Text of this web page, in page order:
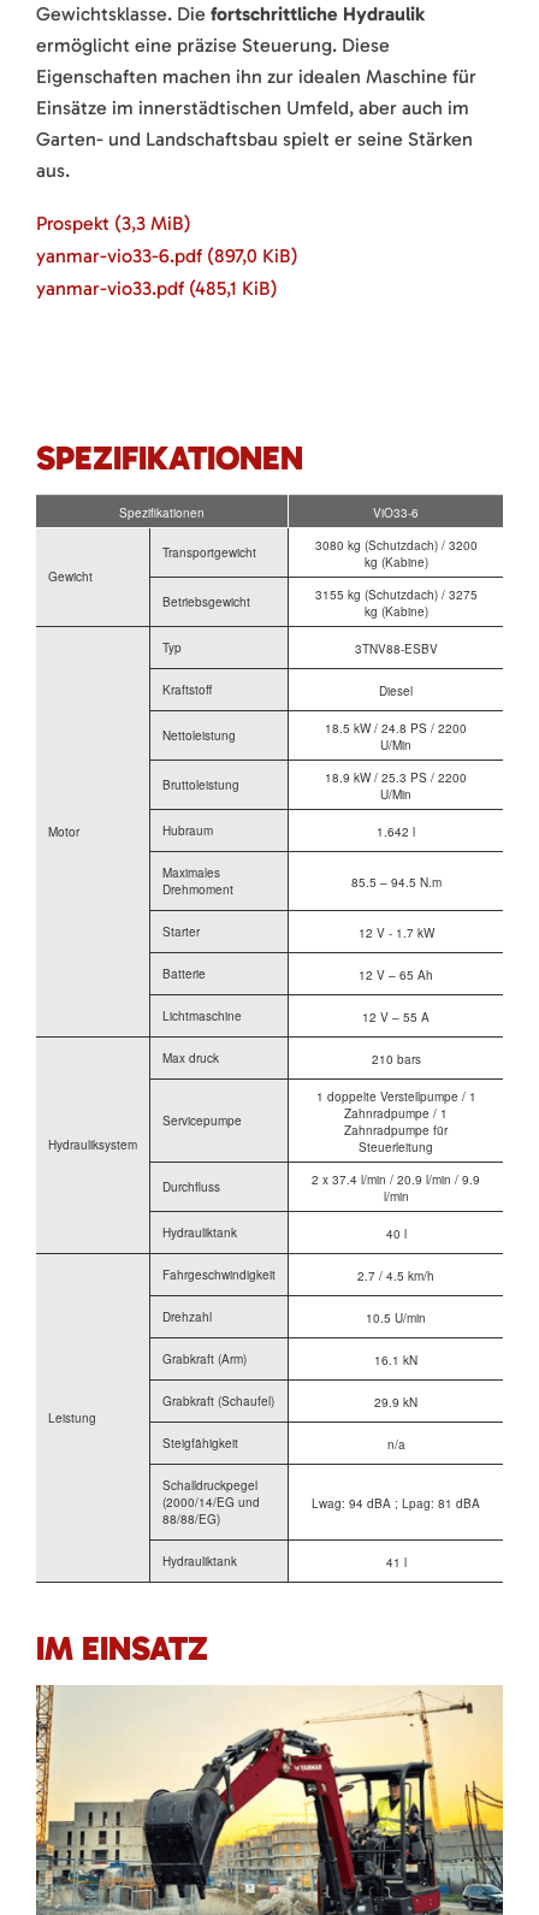
Gewichtsklasse. Die fortschrittliche Hydraulik
ermöglicht eine präzise Steuerung. Diese
Eigenschaften machen ihn zur idealen Maschine für
Einsätze im innerstädtischen Umfeld, aber auch im
Garten- und Landschaftsbau spielt er seine Stärken
aus.
Prospekt (3,3 MiB)
yanmar-vio33-6.pdf (897,0 KiB)
yanmar-vio33.pdf (485,1 KiB)
SPEZIFIKATIONEN
Spezifikationen ViO33-6
Gewicht
Transportgewicht
3080 kg (Schutzdach) / 3200
kg (Kabine)
Betriebsgewicht
3155 kg (Schutzdach) / 3275
kg (Kabine)
Motor
Typ 3TNV88-ESBV
Kraftstoff Diesel
Nettoleistung
18.5 kW / 24.8 PS / 2200
U/Min
Bruttoleistung
18.9 kW / 25.3 PS / 2200
U/Min
Hubraum 1.642 l
Maximales
Drehmoment
85.5 – 94.5 N.m
Starter 12 V - 1.7 kW
Batterie 12 V – 65 Ah
Lichtmaschine 12 V – 55 A
Hydrauliksystem
Max druck 210 bars
Servicepumpe
1 doppelte Verstellpumpe / 1
Zahnradpumpe / 1
Zahnradpumpe für
Steuerleitung
Durchfluss
2 x 37.4 l/min / 20.9 l/min / 9.9
l/min
Hydrauliktank 40 l
Leistung
Fahrgeschwindigkeit 2.7 / 4.5 km/h
Drehzahl 10.5 U/min
Grabkraft (Arm) 16.1 kN
Grabkraft (Schaufel) 29.9 kN
Steigfähigkeit n/a
Schalldruckpegel
(2000/14/EG und
88/88/EG)
Lwag: 94 dBA ; Lpag: 81 dBA
Hydrauliktank 41 l
IM EINSATZ